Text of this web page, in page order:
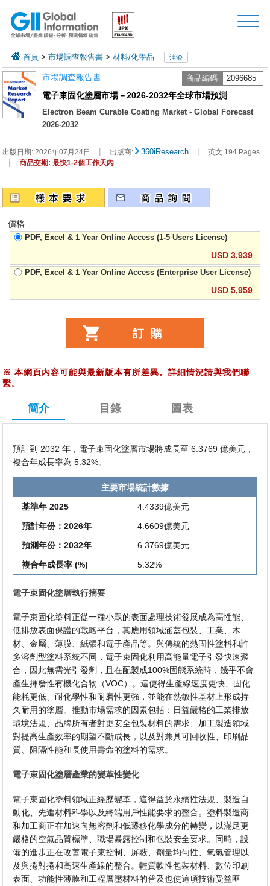
首頁 >市場調查報告書 >材料/化學品 油漆
市場調查報告書 商品編碼 2096685
電子束固化塗層市場－2026-2032年全球市場預測
Electron Beam Curable Coating Market - Global Forecast
2026-2032
出版日期:2026年07月24日 | 出版商: 360iResearch | 英文 194 Pages
| 商品交期: 最快1-2個工作天內
價格
PDF, Excel & 1 Year Online Access (1-5 Users License)
USD 3,939
PDF, Excel & 1 Year Online Access (Enterprise User License)
USD 5,959
※ 本網頁內容可能與最新版本有所差異。詳細情況請與我們聯
繫。
簡介 目錄 圖表
預計到 2032 年，電子束固化塗層市場將成長至 6.3769 億美元，
複合年成長率為 5.32%。
主要市場統計數據
基準年 2025
4.4339億美元
預計年份：2026年
4.6609億美元
預測年份：2032年
6.3769億美元
複合年成長率 (%)
5.32%
電子束固化塗層執行摘要
電子束固化塗料正從一種小眾的表面處理技術發展成為高性能、
低排放表面保護的戰略平台，其應用領域涵蓋包裝、工業、木
材、金屬、薄膜、紙張和電子產品等。與傳統的熱固性塗料和許
多溶劑型塗料系統不同，電子束固化利用高能量電子引發快速聚
合，因此無需光引發劑，且在配製成100%固態系統時，幾乎不會
產生揮發性有機化合物（VOC）。這使得生產線速度更快、固化
能耗更低、耐化學性和耐磨性更強，並能在熱敏性基材上形成持
久耐用的塗層。推動市場需求的因素包括：日益嚴格的工業排放
環境法規、品牌所有者對更安全包裝材料的需求、加工製造領域
對提高生產效率的期望不斷成長，以及對兼具可回收性、印刷品
質、阻隔性能和長使用壽命的塗料的需求。
電子束固化塗層產業的變革性變化
電子束固化塗料領域正經歷變革，這得益於永續性法規、製造自
動化、先進材料科學以及終端用戶性能要求的整合。塗料製造商
和加工商正在加速向無溶劑和低遷移化學成分的轉變，以滿足更
嚴格的空氣品質標準、職場暴露控制和包裝安全要求。同時，設
備的進步正在改善電子束控制、屏蔽、劑量均勻性、氧氣管理以
及與捲對捲和高速生產線的整合。輕質軟性包裝材料、數位印刷
表面、功能性薄膜和工程層壓材料的普及也使這項技術受益匪